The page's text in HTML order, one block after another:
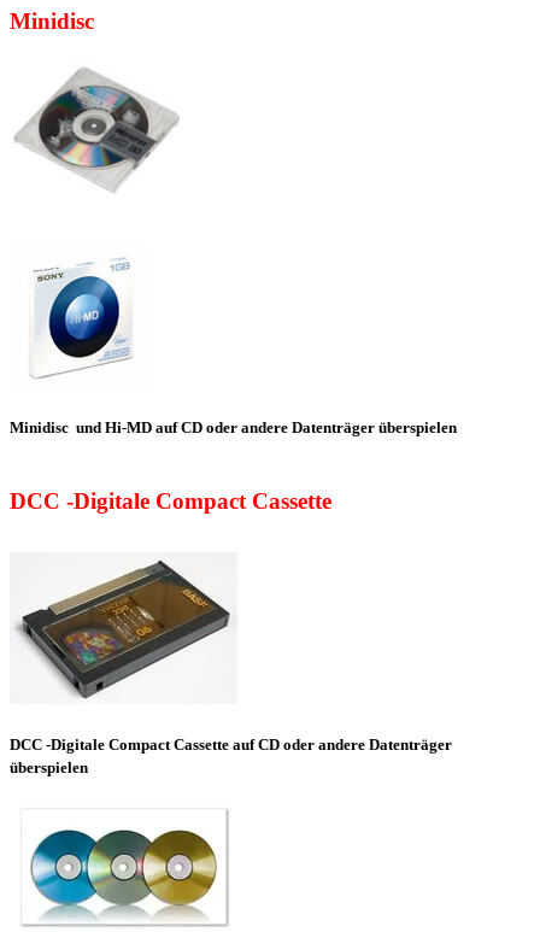
Minidisc
Minidisc und Hi-MD auf CD oder andere Datenträger überspielen
DCC -Digitale Compact Cassette
DCC -Digitale Compact Cassette auf CD oder andere Datenträger
überspielen